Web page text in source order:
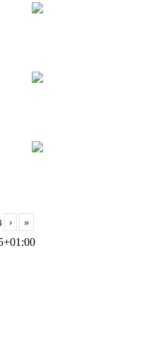
›
»